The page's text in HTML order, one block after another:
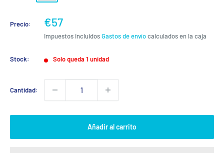
Precio:
Precio
de
venta
€57
Impuestos incluidosGastos de envíocalculados en la caja
Stock: Solo queda 1 unidad
Cantidad:
Añadir al carrito